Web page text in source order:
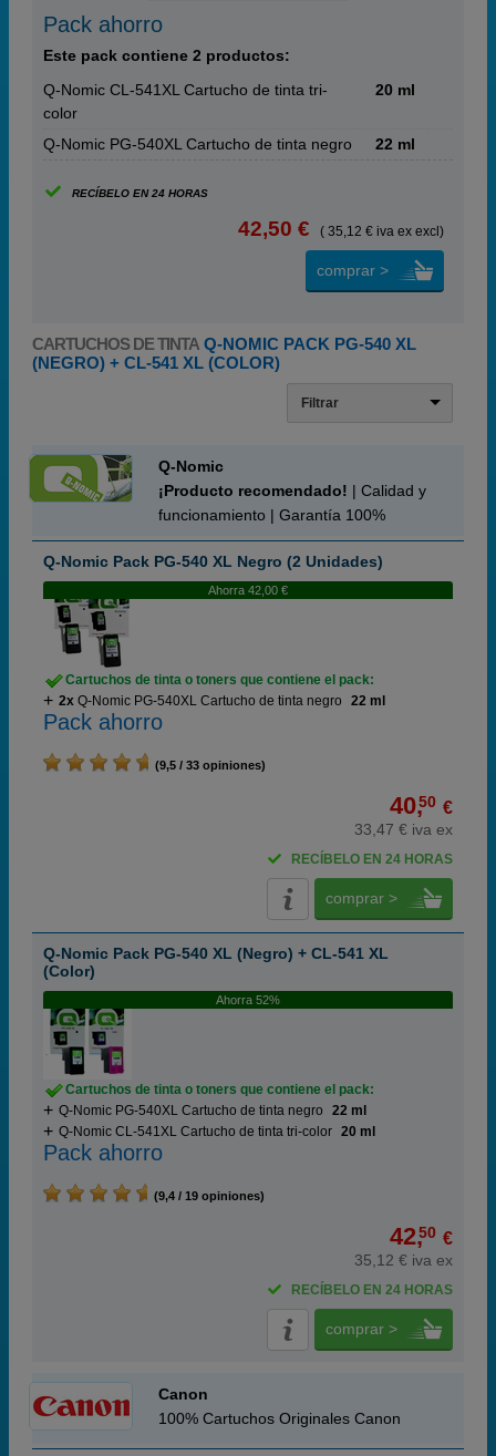
Pack ahorro
Este pack contiene 2 productos:
Q-Nomic CL-541XL Cartucho de tinta tri-
color
20 ml
Q-Nomic PG-540XL Cartucho de tinta negro 22 ml
RECÍBELO EN 24 HORAS
42,50 € ( 35,12 € iva ex excl)
comprar >
CARTUCHOS DE TINTA Q-NOMIC PACK PG-540 XL
(NEGRO) + CL-541 XL (COLOR)
Filtrar
Q-Nomic
¡Producto recomendado! | Calidad y
funcionamiento | Garantía 100%
Q-Nomic Pack PG-540 XL Negro (2 Unidades)
Ahorra 42,00 €
Cartuchos de tinta o toners que contiene el pack:
2x Q-Nomic PG-540XL Cartucho de tinta negro 22 ml
Pack ahorro
(9,5 / 33 opiniones)
40,50 €
33,47 € iva ex
RECÍBELO EN 24 HORAS
comprar >
Q-Nomic Pack PG-540 XL (Negro) + CL-541 XL
(Color)
Ahorra 52%
Cartuchos de tinta o toners que contiene el pack:
Q-Nomic PG-540XL Cartucho de tinta negro
22 ml
Q-Nomic CL-541XL Cartucho de tinta tri-color 20 ml
Pack ahorro
(9,4 / 19 opiniones)
42,50 €
35,12 € iva ex
RECÍBELO EN 24 HORAS
comprar >
Canon
100% Cartuchos Originales Canon